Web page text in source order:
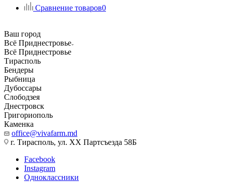
Сравнение товаров0
Ваш город
Всё Приднестровье
Всё Приднестровье
Тирасполь
Бендеры
Рыбница
Дубоссары
Слободзея
Днестровск
Григориополь
Каменка
office@vivafarm.md
г. Тирасполь, ул. ХХ Партсъезда 58Б
Facebook
Instagram
Одноклассники